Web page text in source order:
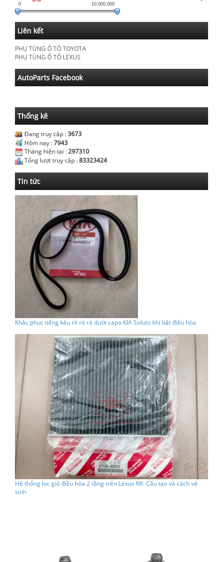
0 10,000,000
Liên kết
PHỤ TÙNG Ô TÔ TOYOTA
PHỤ TÙNG Ô TÔ LEXUS
AutoParts Facebook
Thống kê
Đang truy cập :3673
Hôm nay :7943
Tháng hiện tại :297310
Tổng lượt truy cập :83323424
Tin tức
Khắc phục tiếng kêu rít rè rè dưới capo KIA Soluto khi bật điều hòa
Hệ thống lọc gió điều hòa 2 tầng trên Lexus RX: Cấu tạo và cách vệ
sinh